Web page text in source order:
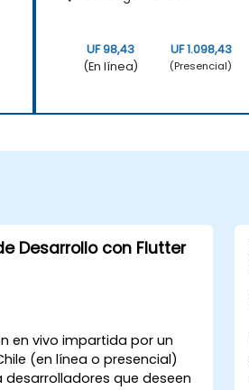
UF 98,43
(En línea)
UF 1.098,43
(Presencial)
Desarrollo con Flutter
en vivo impartida por un
(en línea o presencial)
desarrolladores que deseen